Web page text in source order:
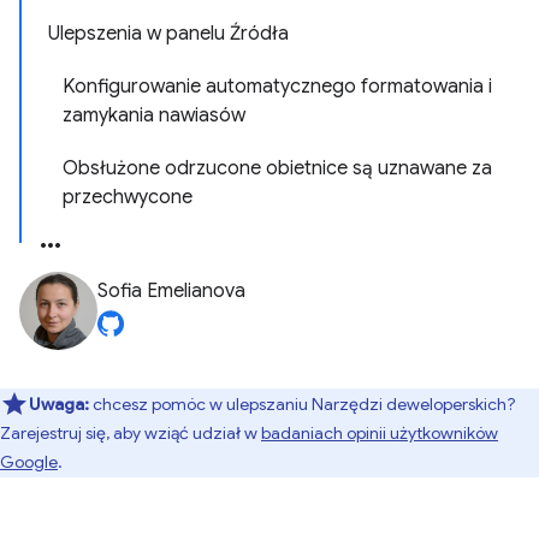
Ulepszenia w panelu Źródła
Konfigurowanie automatycznego formatowania i
zamykania nawiasów
Obsłużone odrzucone obietnice są uznawane za
przechwycone
Sofia Emelianova
Uwaga:chcesz pomóc w ulepszaniu Narzędzi deweloperskich?
Zarejestruj się, aby wziąć udział wbadaniach opinii użytkowników
Google.